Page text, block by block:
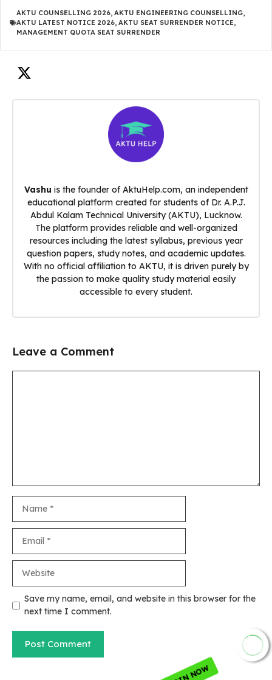
AKTU COUNSELLING 2026, AKTU ENGINEERING COUNSELLING,
AKTU LATEST NOTICE 2026, AKTU SEAT SURRENDER NOTICE,
MANAGEMENT QUOTA SEAT SURRENDER
Vashu is the founder of AktuHelp.com, an independent
educational platform created for students of Dr. A.P.J.
Abdul Kalam Technical University (AKTU), Lucknow.
The platform provides reliable and well-organized
resources including the latest syllabus, previous year
question papers, study notes, and academic updates.
With no official affiliation to AKTU, it is driven purely by
the passion to make quality study material easily
accessible to every student.
Leave a Comment
Save my name, email, and website in this browser for the
next time I comment.
JOIN NOW